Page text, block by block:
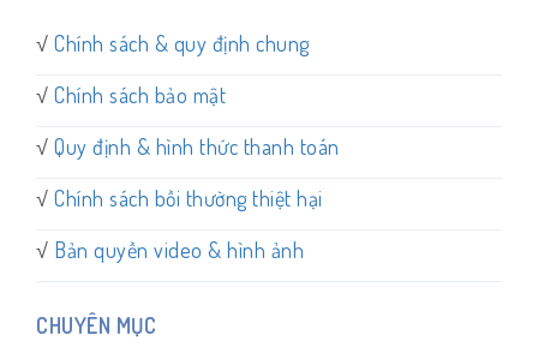
√ Chính sách & quy định chung
√ Chính sách bảo mật
√ Quy định & hình thức thanh toán
√ Chính sách bồi thường thiệt hại
√ Bản quyền video & hình ảnh
CHUYÊN MỤC